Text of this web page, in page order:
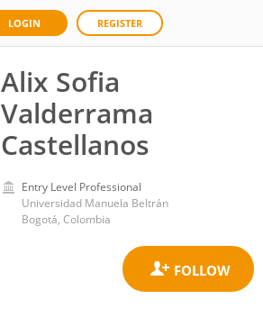
LOGIN REGISTER
Alix Sofia
Valderrama
Castellanos
Entry Level Professional
Universidad Manuela Beltrán
Bogotá, Colombia